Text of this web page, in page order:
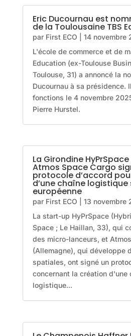
Eric Ducournau est
de la Toulousaine TBS
par First ECO
14 novembre
L'école de commerce et de
Education (ex-Toulouse
Toulouse, 31) a annoncé la
Ducournau à sa présidence.
fonctions le 4 novembre
Pierre Hurstel.
La Girondine
Atmos Space Cargo
protocole d’accord
d’une chaîne
européenne
par First ECO
13 novembre
La start-up HyPrSpace
Space ; Le Haillan, 33), qui
des micro-lanceurs, et
(Allemagne), qui développe
spatiales, ont signé un
concernant la création d'une
logistique...